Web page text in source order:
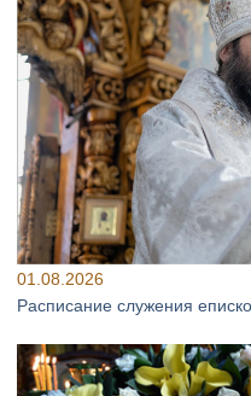
01.08.2026
Расписание служения